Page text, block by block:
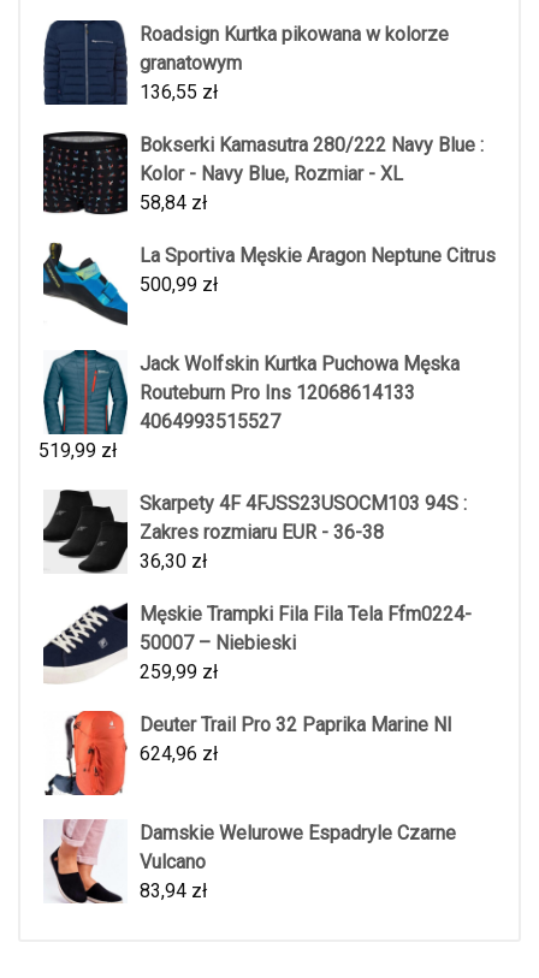
Roadsign Kurtka pikowana w kolorze
granatowym
136,55 zł
Bokserki Kamasutra 280/222 Navy Blue :
Kolor - Navy Blue, Rozmiar - XL
58,84 zł
La Sportiva Męskie Aragon Neptune Citrus
500,99 zł
Jack Wolfskin Kurtka Puchowa Męska
Routeburn Pro Ins 12068614133
4064993515527
519,99 zł
Skarpety 4F 4FJSS23USOCM103 94S :
Zakres rozmiaru EUR - 36-38
36,30 zł
Męskie Trampki Fila Fila Tela Ffm0224-
50007 – Niebieski
259,99 zł
Deuter Trail Pro 32 Paprika Marine Nl
624,96 zł
Damskie Welurowe Espadryle Czarne
Vulcano
83,94 zł